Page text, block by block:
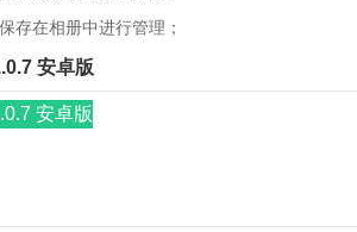
在相册中进行管理；
安卓版
安卓版